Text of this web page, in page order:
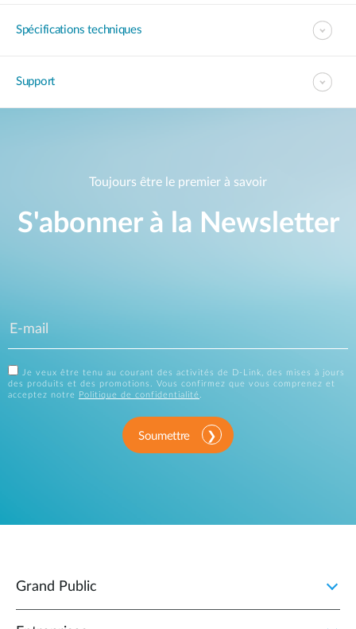
Spécifications techniques
Support
Toujours être le premier à savoir
S'abonner à la Newsletter
Je veux être tenu au courant des activités de D-Link, des mises à jours
des produits et des promotions. Vous confirmez que vous comprenez et
acceptez notre
Politique de confidentialité.
Soumettre
Grand Public